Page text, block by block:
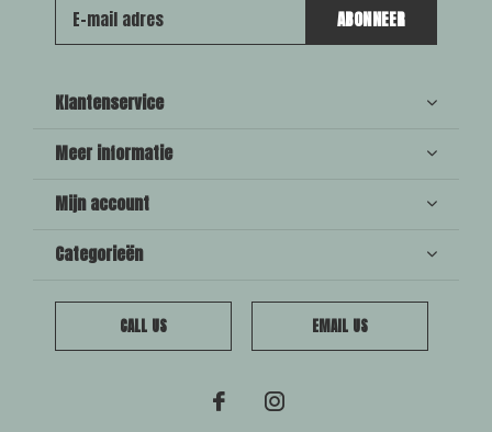
ABONNEER
Klantenservice
Meer informatie
Mijn account
Categorieën
CALL US EMAIL US